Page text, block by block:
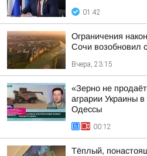
01:42
Ограничения
Сочи возобновил
Вчера, 23:15
«Зерно не
аграрии Украины
Одессы
00:12
Тёплый,